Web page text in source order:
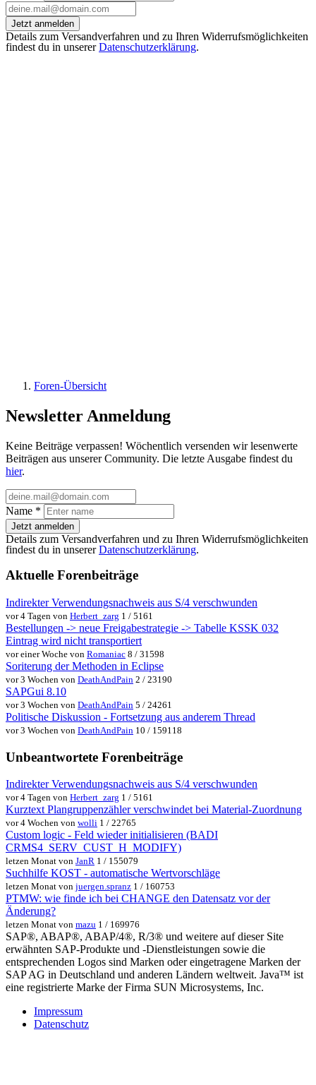
Jetzt anmelden
Details zum Versandverfahren und zu Ihren Widerrufsmöglichkeiten
findest du in unsererDatenschutzerklärung.
Foren-Übersicht
Newsletter Anmeldung
Keine Beiträge verpassen! Wöchentlich versenden wir lesenwerte
Beiträgen aus unserer Community. Die letzte Ausgabe findest du
hier.
Name *
Jetzt anmelden
Details zum Versandverfahren und zu Ihren Widerrufsmöglichkeiten
findest du in unsererDatenschutzerklärung.
Aktuelle Forenbeiträge
Indirekter Verwendungsnachweis aus S/4 verschwunden
vor 4 Tagen von Herbert_zarg 1 / 5161
Bestellungen -> neue Freigabestrategie -> Tabelle KSSK 032
Eintrag wird nicht transportiert
vor einer Woche von Romaniac 8 / 31598
Soriterung der Methoden in Eclipse
vor 3 Wochen von DeathAndPain 2 / 23190
SAPGui 8.10
vor 3 Wochen von DeathAndPain 5 / 24261
Politische Diskussion - Fortsetzung aus anderem Thread
vor 3 Wochen von DeathAndPain 10 / 159118
Unbeantwortete Forenbeiträge
Indirekter Verwendungsnachweis aus S/4 verschwunden
vor 4 Tagen von Herbert_zarg 1 / 5161
Kurztext Plangruppenzähler verschwindet bei Material-Zuordnung
vor 4 Wochen von wolli 1 / 22765
Custom logic - Feld wieder initialisieren (BADI
CRMS4_SERV_CUST_H_MODIFY)
letzen Monat von JanR 1 / 155079
Suchhilfe KOST - automatische Wertvorschläge
letzen Monat von juergen.spranz 1 / 160753
PTMW: wie finde ich bei CHANGE den Datensatz vor der
Änderung?
letzen Monat von mazu 1 / 169976
SAP®, ABAP®, ABAP/4®, R/3® und weitere auf dieser Site
erwähnten SAP-Produkte und -Dienstleistungen sowie die
entsprechenden Logos sind Marken oder eingetragene Marken der
SAP AG in Deutschland und anderen Ländern weltweit. Java™ ist
eine registrierte Marke der Firma SUN Microsystems, Inc.
Impressum
Datenschutz